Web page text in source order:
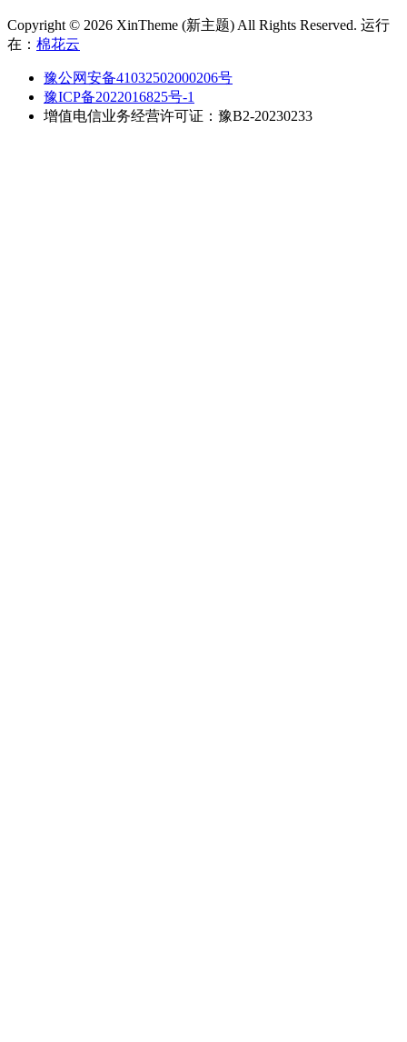
Copyright © 2026 XinTheme (新主题) All Rights Reserved. 运行
在： 棉花云
豫公网安备41032502000206号
豫ICP备2022016825号-1
增值电信业务经营许可证：豫B2-20230233